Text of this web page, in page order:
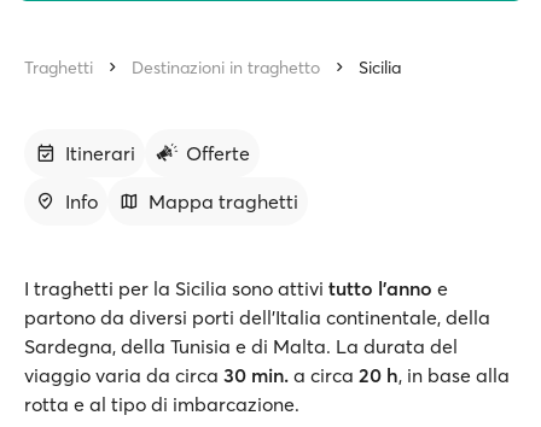
Traghetti Destinazioni in traghetto Sicilia
Itinerari
Offerte
Info
Mappa traghetti
I traghetti per la Sicilia sono attivi tutto l’anno e
partono da diversi porti dell'Italia continentale, della
Sardegna, della Tunisia e di Malta. La durata del
viaggio varia da circa 30 min. a circa 20 h, in base alla
rotta e al tipo di imbarcazione.